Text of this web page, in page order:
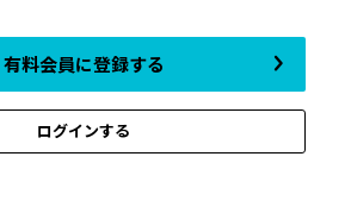
有料会員に登録する
ログインする